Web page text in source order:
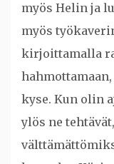
myös Helin ja
myös
kirjoittamalla
kyse. Kun olin
ylös ne